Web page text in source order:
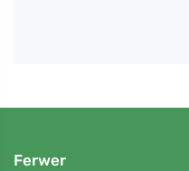
Ferwer